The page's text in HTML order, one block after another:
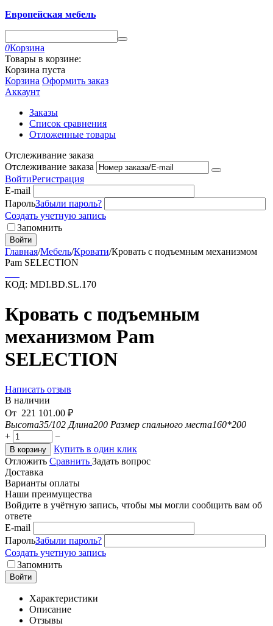
Европейская мебель
0Корзина
Товары в корзине:
Корзина пуста
Корзина Оформить заказ
Аккаунт
Заказы
Список сравнения
Отложенные товары
Отслеживание заказа
Отслеживание заказа
ВойтиРегистрация
E-mail
ПарольЗабыли пароль?
Создать учетную запись
Запомнить
Войти
Главная/Мебель/Кровати/Кровать с подъемным механизмом
Pam SELECTION
КОД: MDI.BD.SL.170
Кровать с подъемным
механизмом Pam
SELECTION
Написать отзыв
В наличии
От 221 101.00 ₽
Высота35/102 Длина200 Размер спального места160*200
+
−
В корзину
Купить в один клик
Отложить Сравнить Задать вопрос
Доставка
Варианты оплаты
Наши преимущества
Войдите в учётную запись, чтобы мы могли сообщить вам об
ответе
E-mail
ПарольЗабыли пароль?
Создать учетную запись
Запомнить
Войти
Характеристики
Описание
Отзывы